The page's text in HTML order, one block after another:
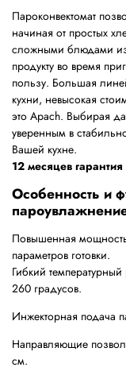
Пароконвектомат
начиная от простых
сложными блюдами из
продукту во время
пользу. Большая
кухни, невысокая
это Apach. Выбирая
уверенным в
Вашей кухне.
12 месяцев
Особенность и
Повышенная
параметров готовки.
Гибкий
260 градусов.
Инжекторная подача
Направляющие
см.